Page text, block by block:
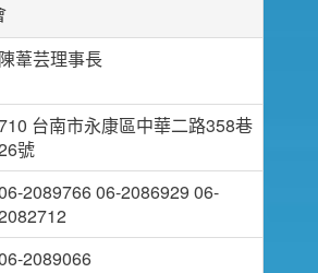
陳葦芸理事長
台南市永康區中華二路358巷
號
2089766 06-2086929 06-
2089066